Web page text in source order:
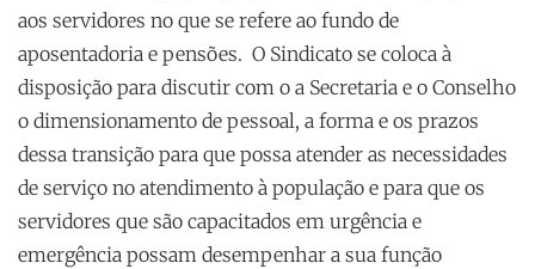
aos servidores no que se refere ao fundo de
aposentadoria e pensões. O Sindicato se coloca à
disposição para discutir com o a Secretaria e o Conselho
o dimensionamento de pessoal, a forma e os prazos
dessa transição para que possa atender as necessidades
de serviço no atendimento à população e para que os
servidores que são capacitados em urgência e
emergência possam desempenhar a sua função